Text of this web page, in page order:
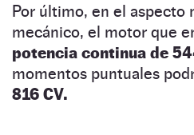
Por último, en el aspecto
mecánico, el motor que
potencia continua de
momentos puntuales
816 CV.